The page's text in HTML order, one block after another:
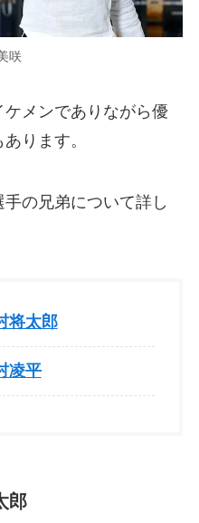
咲
メンでありながら優
ります。
の兄弟について詳し
将太郎
凌平
郎